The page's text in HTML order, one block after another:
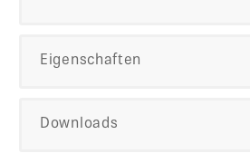
Eigenschaften
Downloads